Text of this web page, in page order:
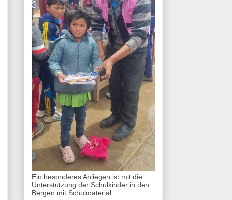
Ein besonderes Anliegen ist mit die
Unterstützung der Schulkinder in den
Bergen mit Schulmaterial.